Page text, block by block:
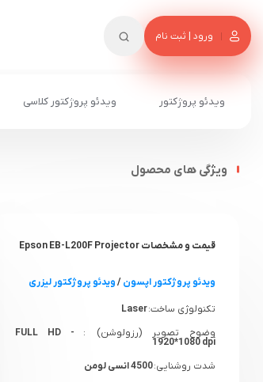
ورود | ثبت نام
ویدئو پروژکتور ویدئو پروژکتور کلاسی
ویژگی های محصول
قیمت و مشخصات Epson EB-L200F Projector
ویدئو پروژکتور اپسون/ویدئو پروژکتور لیزری
تکنولوژی ساخت:Laser
وضوح تصویر (رزولوشن) :
FULL HD -
1920*1080 dpi
شدت روشنایی:4500 انسی لومن